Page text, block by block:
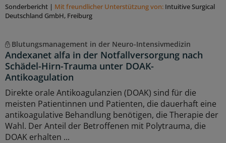
Sonderbericht | Mit freundlicher Unterstützung von: Intuitive Surgical
Deutschland GmbH, Freiburg
Blutungsmanagement in der Neuro-Intensivmedizin
Andexanet alfa in der Notfallversorgung nach
Schädel-Hirn-Trauma unter DOAK-
Antikoagulation
Direkte orale Antikoagulanzien (DOAK) sind für die
meisten Patientinnen und Patienten, die dauerhaft eine
antikoagulative Behandlung benötigen, die Therapie der
Wahl. Der Anteil der Betroffenen mit Polytrauma, die
DOAK erhalten ...